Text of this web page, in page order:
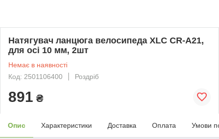
Натягувач ланцюга велосипеда XLC CR-A21,
для осі 10 мм, 2шт
Немає в наявності
Код: 2501106400
Роздріб
891 ₴
Опис Характеристики Доставка Оплата Умови